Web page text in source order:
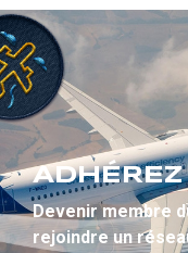
Devenir membre
rejoindre un